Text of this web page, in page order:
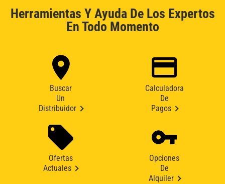
Herramientas Y Ayuda De Los Expertos
En Todo Momento
Buscar
Un
Distribuidor
Calculadora
De
Pagos
Ofertas
Actuales
Opciones
De
Alquiler